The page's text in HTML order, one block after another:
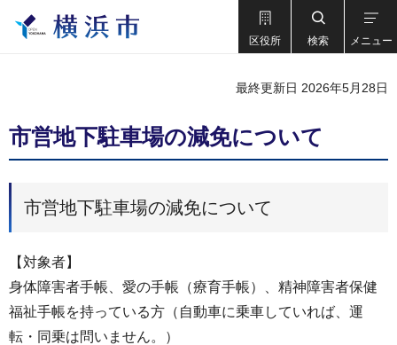
区役所 検索 メニュー
最終更新日 2026年5月28日
市営地下駐車場の減免について
市営地下駐車場の減免について
【対象者】
身体障害者手帳、愛の手帳（療育手帳）、精神障害者保健
福祉手帳を持っている方（自動車に乗車していれば、運
転・同乗は問いません。）